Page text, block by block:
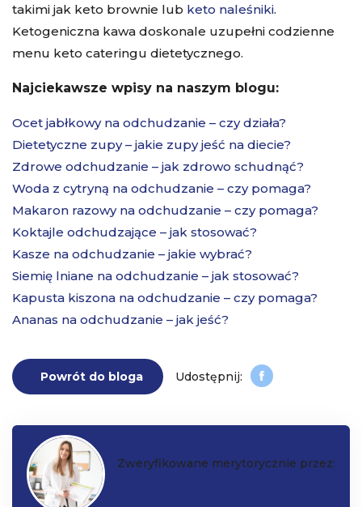
takimi jak keto brownie lub keto naleśniki.
Ketogeniczna kawa doskonale uzupełni codzienne
menu keto cateringu dietetycznego.
Najciekawsze wpisy na naszym blogu:
Ocet jabłkowy na odchudzanie – czy działa?
Dietetyczne zupy – jakie zupy jeść na diecie?
Zdrowe odchudzanie – jak zdrowo schudnąć?
Woda z cytryną na odchudzanie – czy pomaga?
Makaron razowy na odchudzanie – czy pomaga?
Koktajle odchudzające – jak stosować?
Kasze na odchudzanie – jakie wybrać?
Siemię lniane na odchudzanie – jak stosować?
Kapusta kiszona na odchudzanie – czy pomaga?
Ananas na odchudzanie – jak jeść?
Powrót do bloga
Zweryfikowane merytorycznie przez: